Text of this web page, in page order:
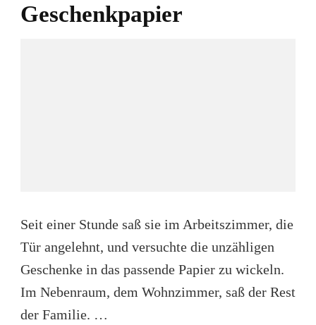
Geschenkpapier
Seit einer Stunde saß sie im Arbeitszimmer, die
Tür angelehnt, und versuchte die unzähligen
Geschenke in das passende Papier zu wickeln.
Im Nebenraum, dem Wohnzimmer, saß der Rest
der Familie. …